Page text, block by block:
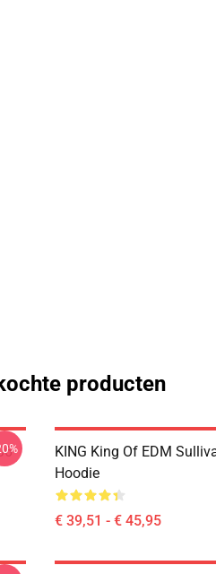
producten
KING King Of EDM
Hoodie
€ 39,51 - € 45,95